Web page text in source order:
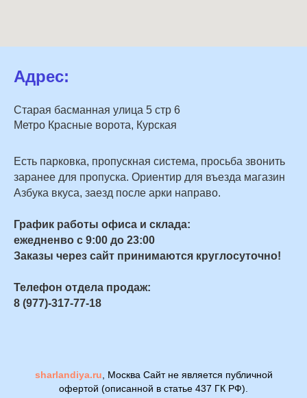
Адрес:
Старая басманная улица 5 стр 6
Метро Красные ворота, Курская
Есть парковка, пропускная система, просьба звонить
заранее для пропуска. Ориентир для въезда магазин
Азбука вкуса, заезд после арки направо.
График работы офиса и склада:
ежедненво с 9:00 до 23:00
Заказы через сайт принимаются круглосуточно!
Телефон отдела продаж:
8 (977)-317-77-18
sharlandiya.ru , Москва Сайт не является публичной
офертой (описанной в статье 437 ГК РФ).